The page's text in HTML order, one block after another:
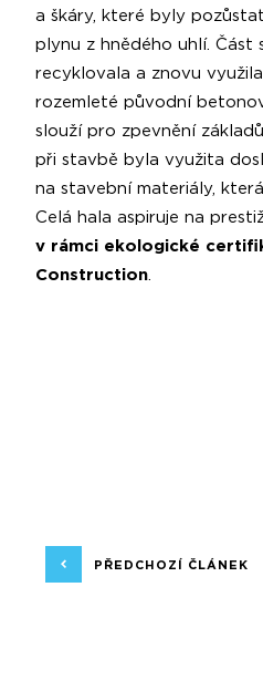
a škáry, které byly
plynu z hnědého uhlí. Část
recyklovala a znovu
rozemleté původní
slouží pro zpevnění
při stavbě byla využita
na stavební materiály,
Celá hala aspiruje na
v rámci ekologické
Construction
PŘEDCHOZÍ ČLÁNEK